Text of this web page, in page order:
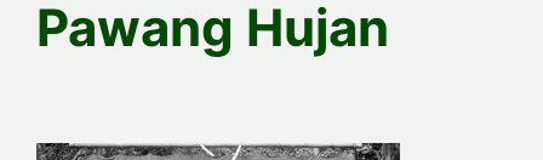
Pawang Hujan